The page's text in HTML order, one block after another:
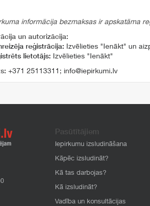
informācija bezmaksas ir apskatāma
un autorizācija:
reģistrācija: Izvēlieties "Ienākt" un
lietotājs: Izvēlieties "Ienākt"
+371 25113311 ; info@iepirkumi.lv
Pasūtītājiem
Iepirkumu izsludināšana
Kāpēc izsludināt?
Kā tas darbojas?
Kā izsludināt?
Vadība un konsultācijas